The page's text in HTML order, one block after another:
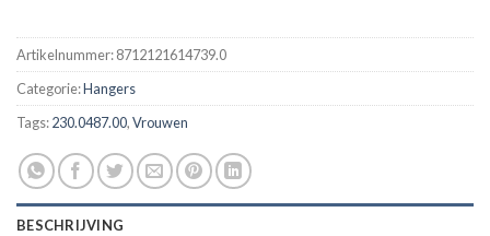
Artikelnummer:8712121614739.0
Categorie:Hangers
Tags:230.0487.00,Vrouwen
BESCHRIJVING